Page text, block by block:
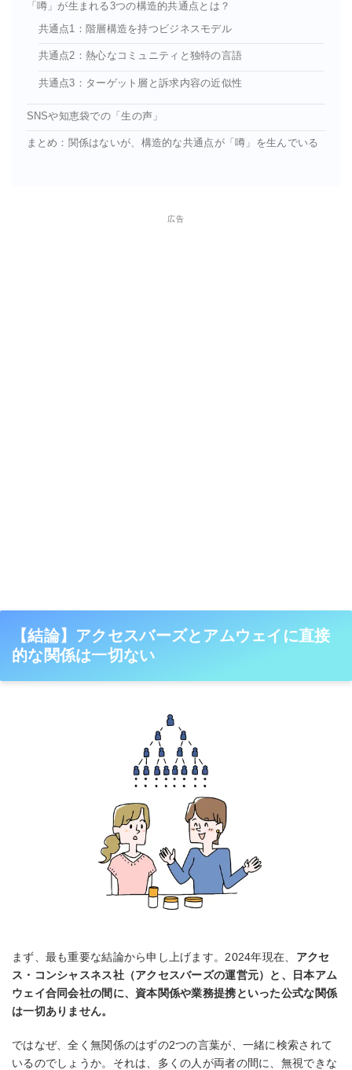
「噂」が生まれる3つの構造的共通点とは？
共通点1：階層構造を持つビジネスモデル
共通点2：熱心なコミュニティと独特の言語
共通点3：ターゲット層と訴求内容の近似性
SNSや知恵袋での「生の声」
まとめ：関係はないが、構造的な共通点が「噂」を生んでいる
広告
【結論】アクセスバーズとアムウェイに直接
的な関係は一切ない
まず、最も重要な結論から申し上げます。2024年現在、 アクセ
ス・コンシャスネス社（アクセスバーズの運営元）と、日本アム
ウェイ合同会社の間に、資本関係や業務提携といった公式な関係
は一切ありません。
ではなぜ、全く無関係のはずの2つの言葉が、一緒に検索されて
いるのでしょうか。それは、多くの人が両者の間に、無視できな